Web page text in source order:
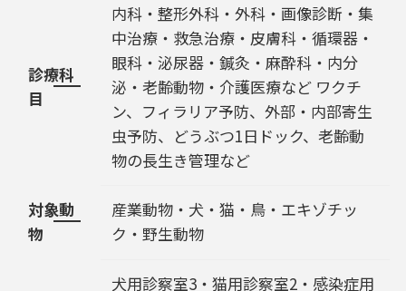
診療科
目
内科・整形外科・外科・画像診断・集
中治療・救急治療・皮膚科・循環器・
眼科・泌尿器・鍼灸・麻酔科・内分
泌・老齢動物・介護医療など ワクチ
ン、フィラリア予防、外部・内部寄生
虫予防、どうぶつ1日ドック、老齢動
物の長生き管理など
対象動
物
産業動物・犬・猫・鳥・エキゾチッ
ク・野生動物
犬用診察室3・猫用診察室2・感染症用